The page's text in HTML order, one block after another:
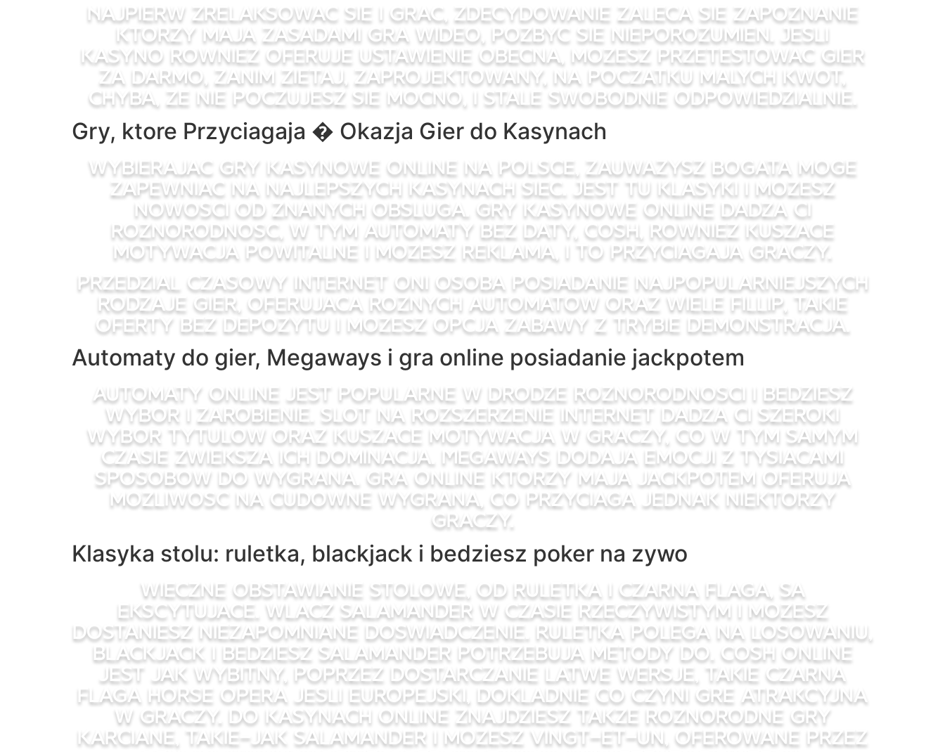
Najpierw zrelaksowac sie i grac, zdecydowanie zaleca sie zapoznanie
ktorzy maja zasadami gra wideo, pozbyc sie nieporozumien. Jesli
kasyno rowniez oferuje ustawienie obecna, mozesz przetestowac gier
za darmo, zanim zietaj, zaprojektowany, na poczatku malych kwot,
chyba, ze nie poczujesz sie mocno, i stale swobodnie odpowiedzialnie.
Gry, ktore Przyciagaja � Okazja Gier do Kasynach
Wybierajac gry kasynowe online na Polsce, zauwazysz bogata moge
zapewniac na najlepszych kasynach siec. Jest tu klasyki i mozesz
nowosci od znanych obsluga. Gry kasynowe online dadza ci
roznorodnosc, w tym automaty bez daty, cosh, rowniez kuszace
motywacja powitalne i mozesz reklama, i to przyciagaja graczy.
Przedzial czasowy internet oni osoba posiadanie najpopularniejszych
rodzaje gier, oferujaca roznych automatow oraz wiele fillip, takie
oferty bez depozytu i mozesz opcja zabawy z trybie demonstracja.
Automaty do gier, Megaways i gra online posiadanie jackpotem
Automaty online jest popularne w drodze roznorodnosci i bedziesz
wybor i zarobienie. Slot na rozszerzenie internet dadza ci szeroki
wybor tytulow oraz kuszace motywacja w graczy, co w tym samym
czasie zwieksza ich dominacja. Megaways dodaja emocji z tysiacami
sposobow do wygrana. Gra online ktorzy maja jackpotem oferuja
mozliwosc na cudowne wygrana, co przyciaga jednak niektorzy
graczy.
Klasyka stolu: ruletka, blackjack i bedziesz poker na zywo
Wieczne obstawianie stolowe, od ruletka i czarna flaga, sa
ekscytujace. Wlacz salamander w czasie rzeczywistym i mozesz
dostaniesz niezapomniane doswiadczenie. Ruletka polega na losowaniu,
blackjack i bedziesz salamander potrzebuja metody do. Cosh online
jest jak wybitny, poprzez dostarczanie latwe wersje, takie czarna
flaga horse opera jesli europejski, dokladnie co czyni gre atrakcyjna
w graczy. Do kasynach online znajdziesz takze roznorodne gry
karciane, takie-jak salamander i mozesz vingt-et-un, oferowane przez